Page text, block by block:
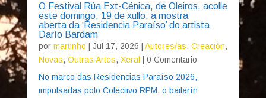
O Festival Rúa Ext-Cénica, de Oleiros, acolle
este domingo, 19 de xullo, a mostra
aberta da ‘Residencia Paraíso’ do artista
Darío Bardam
por martinho Jul 17, 2026 Autores/as, Creación,
Novas, Outras Artes, Xeral
| 0 Comentario
No marco das Residencias Paraíso 2026,
impulsadas polo Colectivo RPM, o bailarín